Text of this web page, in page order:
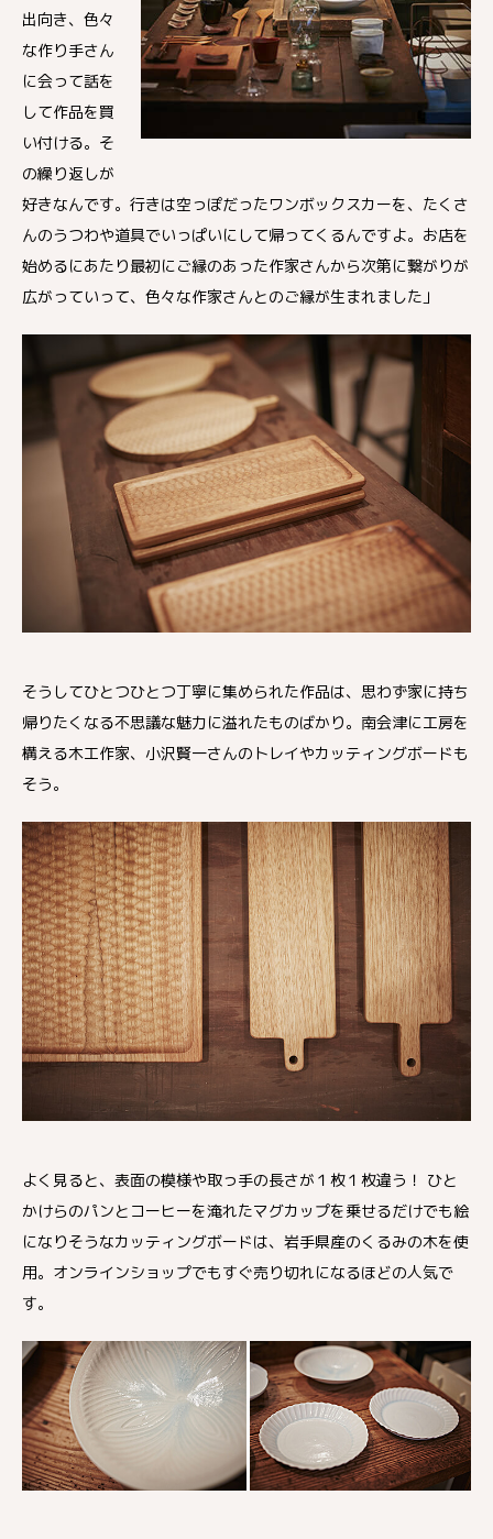
出向き、色々
な作り手さん
に会って話を
して作品を買
い付ける。そ
の繰り返しが
好きなんです。行きは空っぽだったワンボックスカーを、たくさ
んのうつわや道具でいっぱいにして帰ってくるんですよ。お店を
始めるにあたり最初にご縁のあった作家さんから次第に繋がりが
広がっていって、色々な作家さんとのご縁が生まれました」
そうしてひとつひとつ丁寧に集められた作品は、思わず家に持ち
帰りたくなる不思議な魅力に溢れたものばかり。南会津に工房を
構える木工作家、小沢賢一さんのトレイやカッティングボードも
そう。
よく見ると、表面の模様や取っ手の長さが１枚１枚違う！ ひと
かけらのパンとコーヒーを淹れたマグカップを乗せるだけでも絵
になりそうなカッティングボードは、岩手県産のくるみの木を使
用。オンラインショップでもすぐ売り切れになるほどの人気で
す。